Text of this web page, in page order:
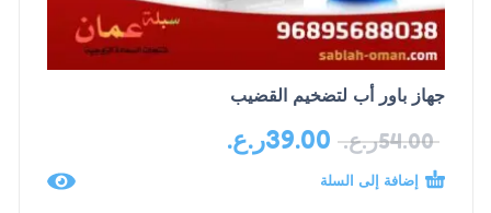
جهاز باور أب لتضخيم القضيب
54.00ر.ع. 39.00ر.ع.
إضافة إلى السلة